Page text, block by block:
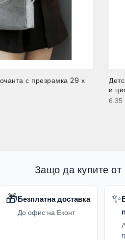
с презрамка 29 х
и
6.35
Защо да купите
🎁Безплатна доставка
До офис на Еконт
✨